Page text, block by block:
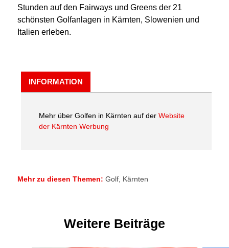
Stunden auf den Fairways und Greens der 21
schönsten Golfanlagen in Kärnten, Slowenien und
Italien erleben.
INFORMATION
Mehr über Golfen in Kärnten auf der Website
der Kärnten Werbung
Mehr zu diesen Themen: Golf, Kärnten
Weitere Beiträge